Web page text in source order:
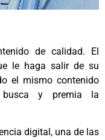
de calidad. El
le haga salir de su
el mismo contenido
y premia la
digital, una de las